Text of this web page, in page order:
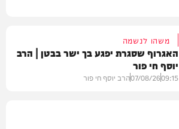
משהו לנשמה
האגרוף שסגרת יפגע בך ישר בבטן | הרב
יוסף חי פור
09:15
07/08/26הרב יוסף חי פור